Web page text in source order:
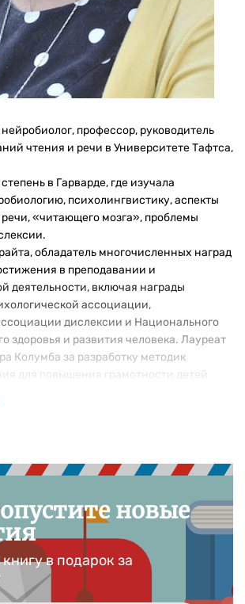
профессор, руководитель
чтения и речи в Университете Тафтса,
в Гарварде, где изучала
психолингвистику, аспекты
речи, «читающего мозга», проблемы
обладатель многочисленных наград
в преподавании и
деятельности, включая награды
ассоциации,
дислексии и Национального
здоровья и развития человека. Лауреат
Колумба за разработку методик
для повышения грамотности детей
новые
в подарок за